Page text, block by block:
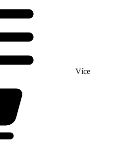
Více